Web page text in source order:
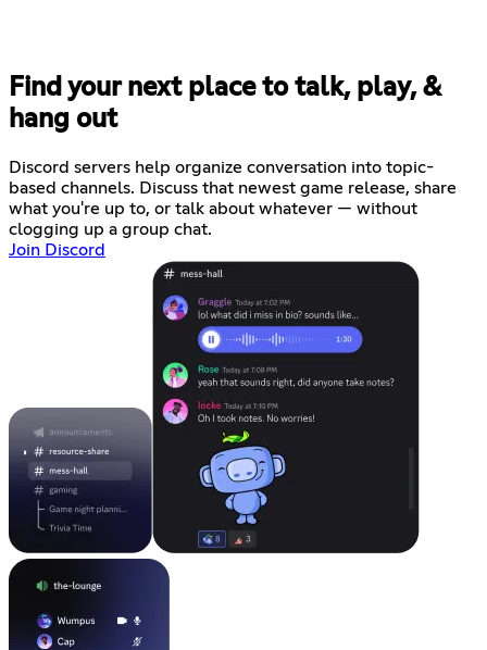
Find your next place to talk, play, &
hang out
Discord servers help organize conversation into topic-
based channels. Discuss that newest game release, share
what you're up to, or talk about whatever — without
clogging up a group chat.
Join Discord